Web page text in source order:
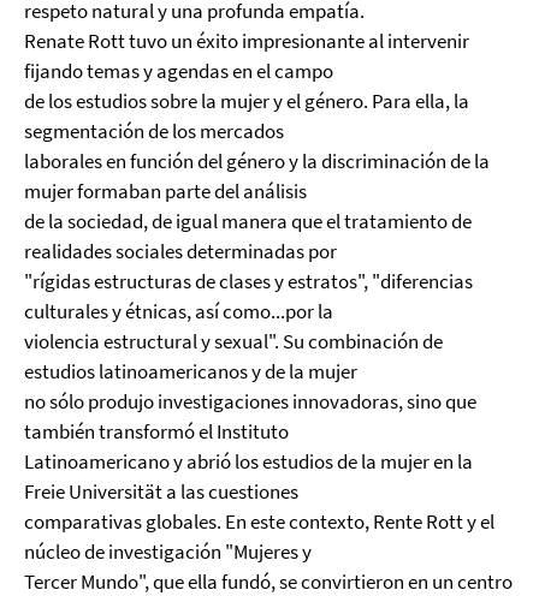
respeto natural y una profunda empatía.
Renate Rott tuvo un éxito impresionante al intervenir
fijando temas y agendas en el campo
de los estudios sobre la mujer y el género. Para ella, la
segmentación de los mercados
laborales en función del género y la discriminación de la
mujer formaban parte del análisis
de la sociedad, de igual manera que el tratamiento de
realidades sociales determinadas por
"rígidas estructuras de clases y estratos", "diferencias
culturales y étnicas, así como...por la
violencia estructural y sexual". Su combinación de
estudios latinoamericanos y de la mujer
no sólo produjo investigaciones innovadoras, sino que
también transformó el Instituto
Latinoamericano y abrió los estudios de la mujer en la
Freie Universität a las cuestiones
comparativas globales. En este contexto, Rente Rott y el
núcleo de investigación "Mujeres y
Tercer Mundo", que ella fundó, se convirtieron en un centro